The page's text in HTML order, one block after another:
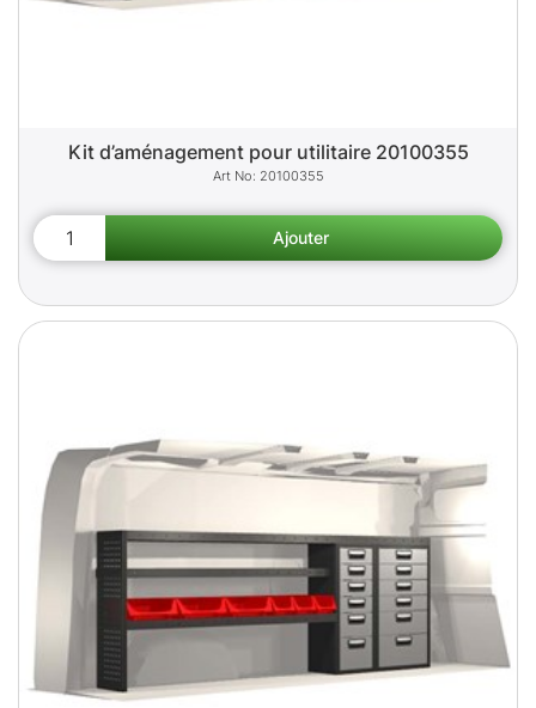
Kit d’aménagement pour utilitaire 20100355
20100355